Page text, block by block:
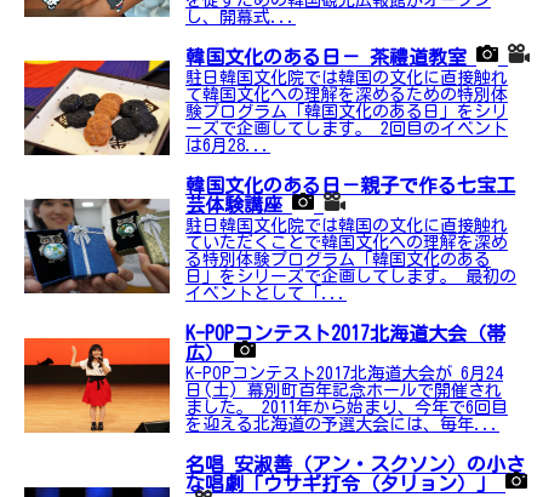
し、開幕式...
韓国文化のある日－ 茶禮道教室
駐日韓国文化院では韓国の文化に直接触れ
て韓国文化への理解を深めるための特別体
験プログラム「韓国文化のある日」をシリ
ーズで企画してします。 2回目のイベント
は6月28...
韓国文化のある日－親子で作る七宝工
芸体験講座
駐日韓国文化院では韓国の文化に直接触れ
ていただくことで韓国文化への理解を深め
る特別体験プログラム「韓国文化のある
日」をシリーズで企画してします。 最初の
イベントとして「...
K-POPコンテスト2017北海道大会（帯
広）
K-POPコンテスト2017北海道大会が 6月24
日(土) 幕別町百年記念ホールで開催され
ました。 2011年から始まり、今年で6回目
を迎える北海道の予選大会には、毎年...
名唱 安淑善（アン・スクソン）の小さ
な唱劇「ウサギ打令（タリョン）」